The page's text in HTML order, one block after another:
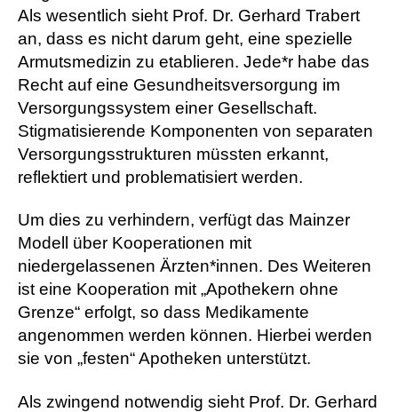
Als wesentlich sieht Prof. Dr. Gerhard Trabert
an, dass es nicht darum geht, eine spezielle
Armutsmedizin zu etablieren. Jede*r habe das
Recht auf eine Gesundheitsversorgung im
Versorgungssystem einer Gesellschaft.
Stigmatisierende Komponenten von separaten
Versorgungsstrukturen müssten erkannt,
reflektiert und problematisiert werden.
Um dies zu verhindern, verfügt das Mainzer
Modell über Kooperationen mit
niedergelassenen Ärzten*innen. Des Weiteren
ist eine Kooperation mit „Apothekern ohne
Grenze“ erfolgt, so dass Medikamente
angenommen werden können. Hierbei werden
sie von „festen“ Apotheken unterstützt.
Als zwingend notwendig sieht Prof. Dr. Gerhard